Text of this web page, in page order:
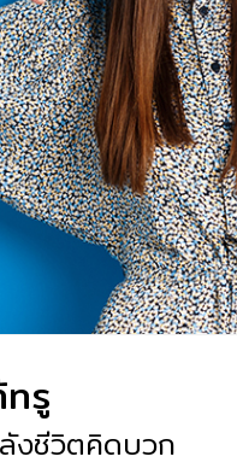
รู
งชีวิตคิดบวก